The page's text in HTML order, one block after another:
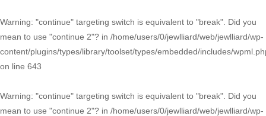
Warning: "continue" targeting switch is equivalent to "break". Did you
mean to use "continue 2"? in /home/users/0/jewlliard/web/jewlliard/wp-
content/plugins/types/library/toolset/types/embedded/includes/
on line 643
Warning: "continue" targeting switch is equivalent to "break". Did you
mean to use "continue 2"? in /home/users/0/jewlliard/web/jewlliard/wp-